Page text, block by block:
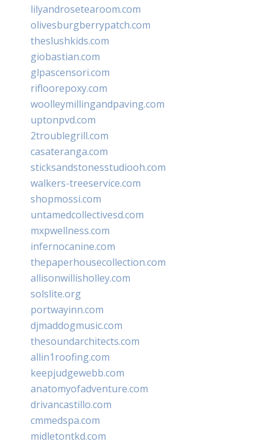
lilyandrosetearoom.com
olivesburgberrypatch.com
theslushkids.com
giobastian.com
glpascensori.com
rifloorepoxy.com
woolleymillingandpaving.com
uptonpvd.com
2troublegrill.com
casateranga.com
sticksandstonesstudiooh.com
walkers-treeservice.com
shopmossi.com
untamedcollectivesd.com
mxpwellness.com
infernocanine.com
thepaperhousecollection.com
allisonwillisholley.com
solslite.org
portwayinn.com
djmaddogmusic.com
thesoundarchitects.com
allin1roofing.com
keepjudgewebb.com
anatomyofadventure.com
drivancastillo.com
cmmedspa.com
midletontkd.com